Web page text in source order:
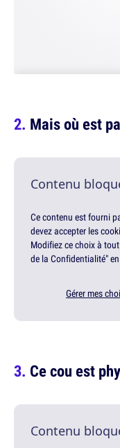
Mais où est
Contenu
Ce contenu est fourni
devez accepter les
Modifiez ce choix à
de la Confidentialité"
Gérer mes
Ce cou est
Contenu